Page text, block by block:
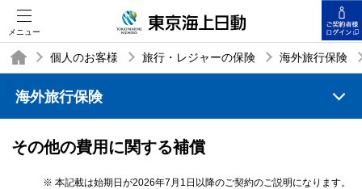
メニュー
個人のお客様 旅行・レジャーの保険 海外旅行保険
その他の費用に関する補償
海外旅行保険
TOP
※ 本記載は始期日が2026年7月1日以降のご契約のご説明になります。